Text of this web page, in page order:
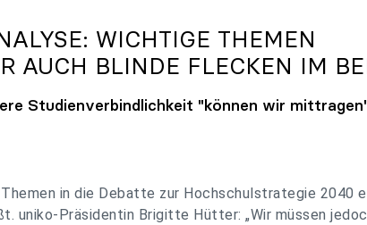
WICHTIGE THEMEN
AUCH BLINDE FLECKEN IM
Studienverbindlichkeit "können wir
in die Debatte zur Hochschulstrategie 2040
uniko-Präsidentin Brigitte Hütter: „Wir müssen